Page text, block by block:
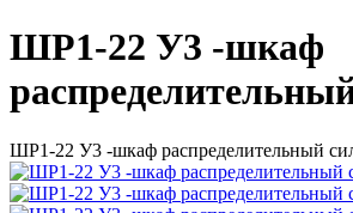
ШР1-22 У3 -шкаф
ШР1-22 У3 -шкаф распределительный